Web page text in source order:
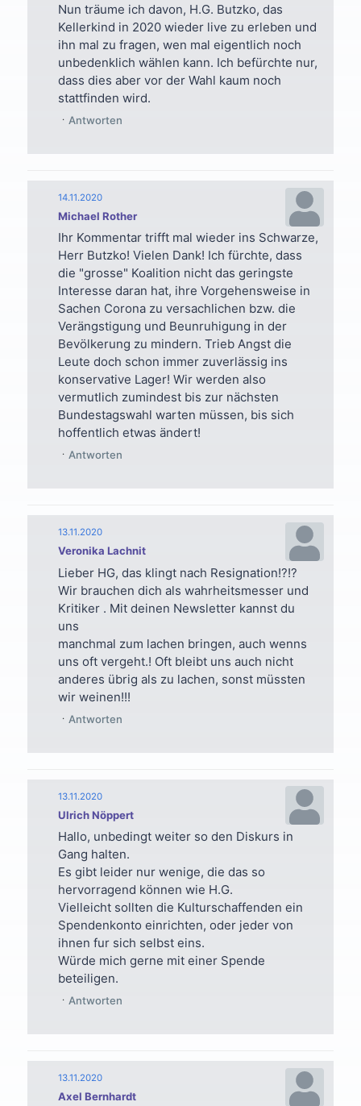
Nun träume ich davon, H.G. Butzko, das
Kellerkind in 2020 wieder live zu erleben und
ihn mal zu fragen, wen mal eigentlich noch
unbedenklich wählen kann. Ich befürchte nur,
dass dies aber vor der Wahl kaum noch
stattfinden wird.
Antworten
Michael Rother
14.11.2020
Ihr Kommentar trifft mal wieder ins Schwarze,
Herr Butzko! Vielen Dank! Ich fürchte, dass
die "grosse" Koalition nicht das geringste
Interesse daran hat, ihre Vorgehensweise in
Sachen Corona zu versachlichen bzw. die
Verängstigung und Beunruhigung in der
Bevölkerung zu mindern. Trieb Angst die
Leute doch schon immer zuverlässig ins
konservative Lager! Wir werden also
vermutlich zumindest bis zur nächsten
Bundestagswahl warten müssen, bis sich
hoffentlich etwas ändert!
Antworten
Veronika Lachnit
13.11.2020
Lieber HG, das klingt nach Resignation!?!?
Wir brauchen dich als wahrheitsmesser und
Kritiker . Mit deinen Newsletter kannst du
uns
manchmal zum lachen bringen, auch wenns
uns oft vergeht.! Oft bleibt uns auch nicht
anderes übrig als zu lachen, sonst müssten
wir weinen!!!
Antworten
Ulrich Nöppert
13.11.2020
Hallo, unbedingt weiter so den Diskurs in
Gang halten.
Es gibt leider nur wenige, die das so
hervorragend können wie H.G.
Vielleicht sollten die Kulturschaffenden ein
Spendenkonto einrichten, oder jeder von
ihnen fur sich selbst eins.
Würde mich gerne mit einer Spende
beteiligen.
Antworten
Axel Bernhardt
13.11.2020